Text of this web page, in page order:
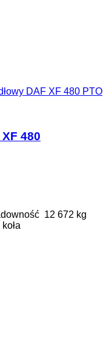
DAF XF 480 PTO
480
12 672 kg